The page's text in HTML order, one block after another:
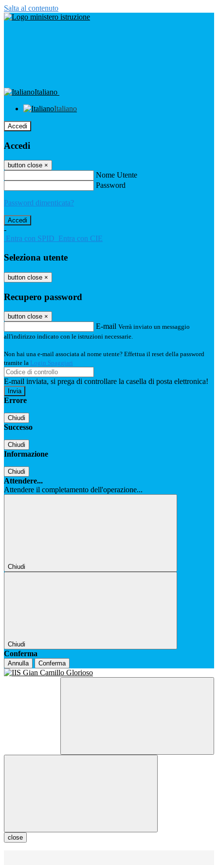
Salta al contenuto
Italiano
Italiano
Accedi
Accedi
button close ×
Nome Utente
Password
Password dimenticata?
-
Entra con SPID Entra con CIE
Seleziona utente
button close ×
Recupero password
button close ×
E-mail Verrà inviato un messaggio
all'indirizzo indicato con le istruzioni necessarie.
Non hai una e-mail associata al nome utente? Effettua il reset della password
tramite la Login Spaggiari
E-mail inviata, si prega di controllare la casella di posta elettronica!
Errore
Chiudi
Successo
Chiudi
Informazione
Chiudi
Attendere...
Attendere il completamento dell'operazione...
Chiudi
Chiudi
Conferma
Annulla Conferma
close